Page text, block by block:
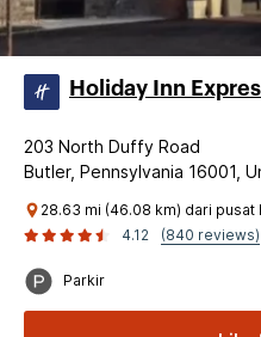
Holiday Inn
203 North Duffy Road
Butler, Pennsylvania 16001,
28.63 mi (46.08 km) dari
4.12
(840 reviews)
Parkir